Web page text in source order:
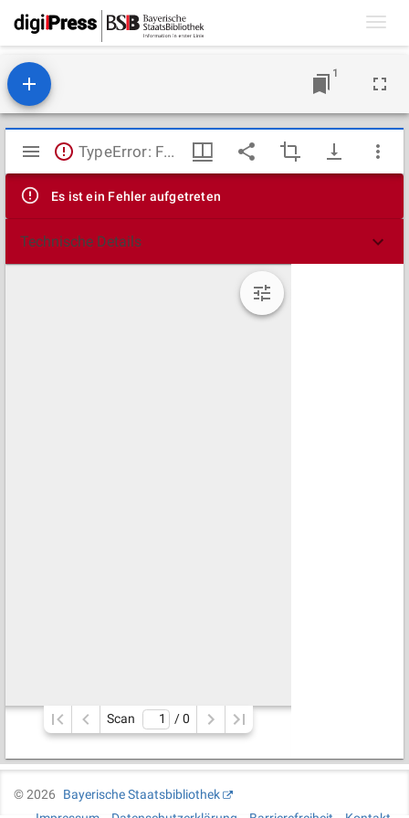
1
Mirador
Viewer
TypeError: Failed to fetch
Es ist ein Fehler aufgetreten
Technische Details
Scan / 0
©2026
Bayerische Staatsbibliothek